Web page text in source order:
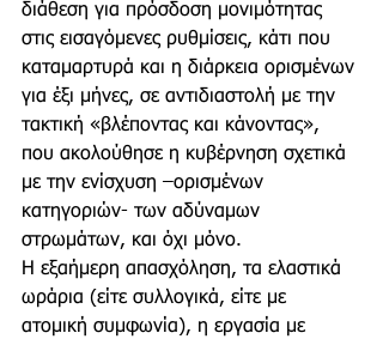
διάθεση για πρόσδοση μονιμότητας
στις εισαγόμενες ρυθμίσεις, κάτι που
καταμαρτυρά και η διάρκεια ορισμένων
για έξι μήνες, σε αντιδιαστολή με την
τακτική «βλέποντας και κάνοντας»,
που ακολούθησε η κυβέρνηση σχετικά
με την ενίσχυση –ορισμένων
κατηγοριών- των αδύναμων
στρωμάτων, και όχι μόνο.
Η εξαήμερη απασχόληση, τα ελαστικά
ωράρια (είτε συλλογικά, είτε με
ατομική συμφωνία), η εργασία με